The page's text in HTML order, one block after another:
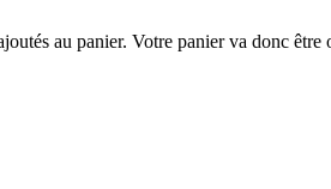
au panier. Votre panier va donc être